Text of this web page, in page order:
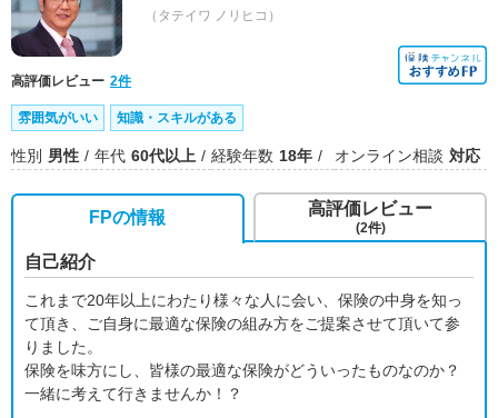
（タテイワ ノリヒコ）
高評価レビュー 2件
雰囲気がいい 知識・スキルがある
性別 男性 年代 60代以上 経験年数 18年 オンライン相談 対応
FPの情報
自己紹介
これまで20年以上にわたり様々な人に会い、保険の中身を知っ
て頂き、ご自身に最適な保険の組み方をご提案させて頂いて参
りました。
保険を味方にし、皆様の最適な保険がどういったものなのか？
一緒に考えて行きませんか！？
高評価レビュー
(2件)